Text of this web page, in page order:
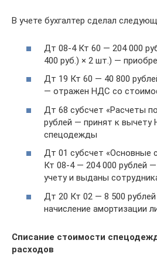
В учете бухгалтер сделал
Дт 08-4 Кт 60 — 204 000
400 руб.) × 2 шт.) —
Дт 19 Кт 60 — 40 800
— отражен НДС со
Дт 68 субсчет «Расчеты
рублей — принят к
спецодежды
Дт 01 субсчет «Основные
Кт 08-4 — 204 000 рублей
учету и выданы
Дт 20 Кт 02 — 8 500
начисление амортизации
Списание стоимости
расходов